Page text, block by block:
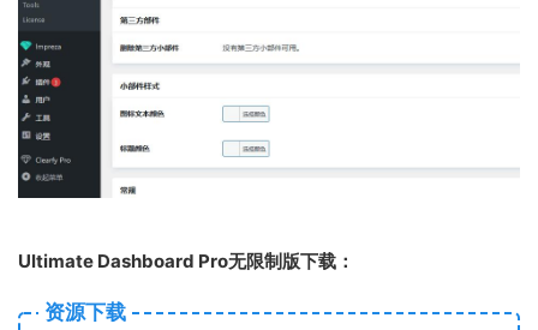
Ultimate Dashboard Pro无限制版下载：
资源下载